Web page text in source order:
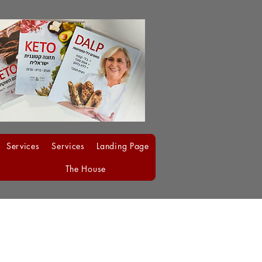
Landing Page
Services
Services
The House